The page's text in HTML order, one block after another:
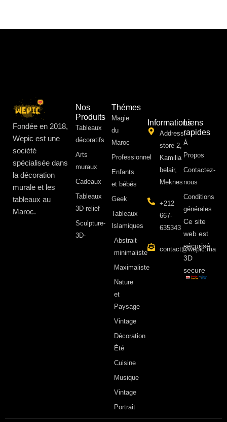
Fondée en 2018,
Wepic est une
société
spécialisée dans
la décoration
murale et les
tableaux au
Maroc.
Nos
Produits
Tableaux
décoratifs
Arts
muraux
Cadeaux
Tableaux
3D-relief
Sculpture-
3D-
Thémes
Magie
du
Maroc
Professionnel
Enfants
et bébés
Geek
Tableaux
Islamiques
Abstrait-
minimaliste
Maximaliste
Nature
et
Paysage
Vintage
Décoration
Été
Cuisine
Musique
Vintage
Portrait
Informations
Address:
store 2,
Kamilia
belair,
Meknes
+212
667-
635343
contact@wepic.ma
Liens
rapides
À
Propos ​
Contactez-
nous
Conditions
générales
Ce site
web est
sécurisé
3D
secure